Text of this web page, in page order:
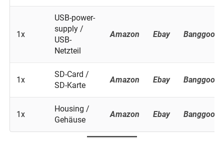
1x
USB-power-
supply /
USB-
Netzteil
Amazon Ebay Banggood
1x
SD-Card /
SD-Karte
Amazon Ebay Banggood
1x
Housing /
Gehäuse
Amazon Ebay Banggood